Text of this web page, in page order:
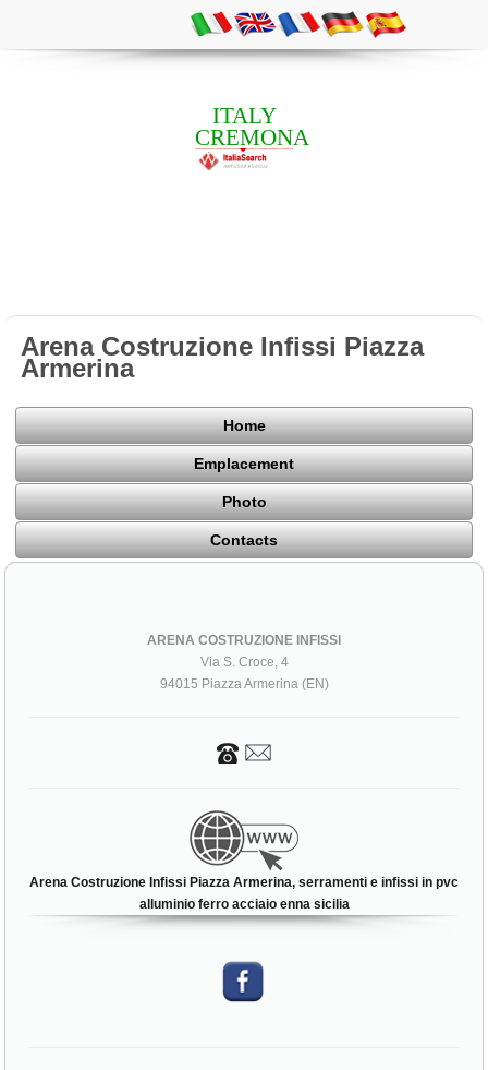
ITALY
CREMONA
Arena Costruzione Infissi Piazza
Armerina
Home
Emplacement
Photo
Contacts
ARENA COSTRUZIONE INFISSI
Via S. Croce, 4
94015 Piazza Armerina (EN)
Arena Costruzione Infissi Piazza Armerina, serramenti e infissi in pvc
alluminio ferro acciaio enna sicilia